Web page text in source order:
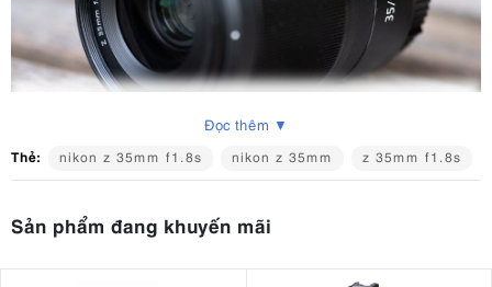
2. Các tính năng chính của Nikon Nikkor Z
35mm F1.8 S
Đọc thêm ▼
Thẻ: nikon z 35mm f1.8s nikon z 35mm z 35mm f1.8s
Sản phẩm đang khuyến mãi